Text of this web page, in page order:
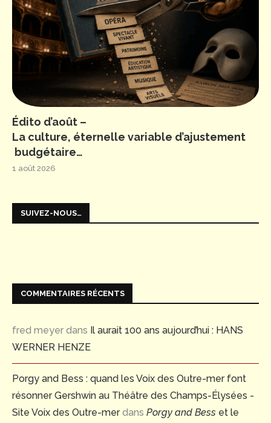
Édito d’août –
La culture, éternelle variable d’ajustement
budgétaire…
1 août 2026
SUIVEZ-NOUS…
COMMENTAIRES RÉCENTS
fred meyer dans Il aurait 100 ans aujourd’hui : HANS
WERNER HENZE
Porgy and Bess : quand les Voix des Outre-mer font
résonner Gershwin au Théâtre des Champs-Élysées -
Site Voix des Outre-merdans Porgy and Bess et le